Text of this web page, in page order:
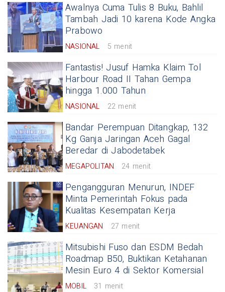
Awalnya Cuma Tulis 8 Buku, Bahlil
Tambah Jadi 10 karena Kode Angka
Prabowo
NASIONAL 5 menit
Fantastis! Jusuf Hamka Klaim Tol
Harbour Road II Tahan Gempa
hingga 1.000 Tahun
NASIONAL 22 menit
Bandar Perempuan Ditangkap, 132
Kg Ganja Jaringan Aceh Gagal
Beredar di Jabodetabek
MEGAPOLITAN 24 menit
Pengangguran Menurun, INDEF
Minta Pemerintah Fokus pada
Kualitas Kesempatan Kerja
KEUANGAN 27 menit
Mitsubishi Fuso dan ESDM Bedah
Roadmap B50, Buktikan Ketahanan
Mesin Euro 4 di Sektor Komersial
MOBIL 31 menit